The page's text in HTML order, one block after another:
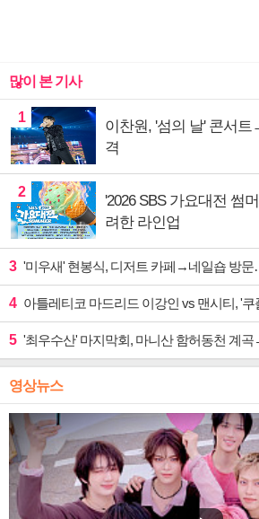
많이 본 기사
1
이찬원, '섬의 날' 콘서
격
2
'2026 SBS 가요대전 썸
려한 라인업
3 '미우새' 현봉식, 디저트 카페→네일숍 방
4 아틀레티코 마드리드 이강인 vs 맨시티, '쿠플
5 '최우수산' 마지막회, 마니산 함허동천 계
영상뉴스